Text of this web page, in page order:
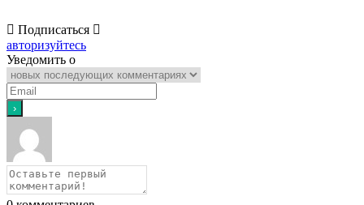
Подписаться
авторизуйтесь
Уведомить о